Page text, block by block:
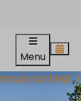
Menu
korting!